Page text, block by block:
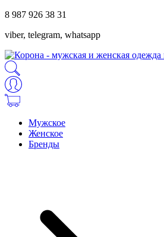
8 987 926 38 31
viber, telegram, whatsapp
Мужское
Женское
Бренды